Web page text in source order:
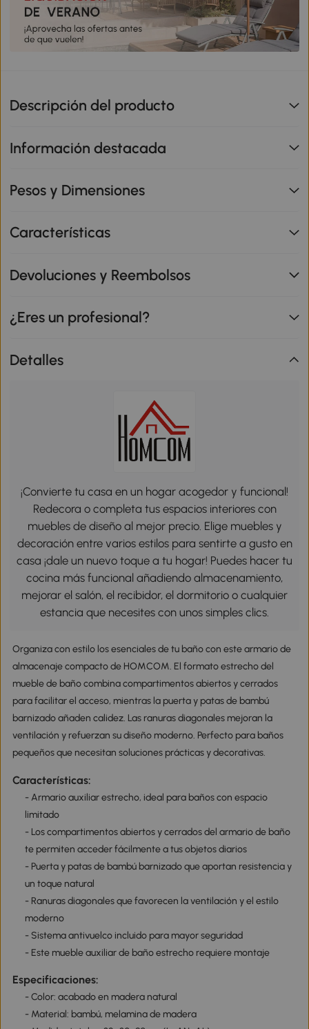
Descripción del producto
Información destacada
Pesos y Dimensiones
Características
Devoluciones y Reembolsos
¿Eres un profesional?
Detalles
¡Convierte tu casa en un hogar acogedor y funcional!
Redecora o completa tus espacios interiores con
muebles de diseño al mejor precio. Elige muebles y
decoración entre varios estilos para sentirte a gusto en
casa ¡dale un nuevo toque a tu hogar! Puedes hacer tu
cocina más funcional añadiendo almacenamiento,
mejorar el salón, el recibidor, el dormitorio o cualquier
estancia que necesites con unos simples clics.
Organiza con estilo los esenciales de tu baño con este armario de
almacenaje compacto de HOMCOM. El formato estrecho del
mueble de baño combina compartimentos abiertos y cerrados
para facilitar el acceso, mientras la puerta y patas de bambú
barnizado añaden calidez. Las ranuras diagonales mejoran la
ventilación y refuerzan su diseño moderno. Perfecto para baños
pequeños que necesitan soluciones prácticas y decorativas.
Características:
- Armario auxiliar estrecho, ideal para baños con espacio
limitado
- Los compartimentos abiertos y cerrados del armario de baño
te permiten acceder fácilmente a tus objetos diarios
- Puerta y patas de bambú barnizado que aportan resistencia y
un toque natural
- Ranuras diagonales que favorecen la ventilación y el estilo
moderno
- Sistema antivuelco incluido para mayor seguridad
- Este mueble auxiliar de baño estrecho requiere montaje
Especificaciones:
- Color: acabado en madera natural
- Material: bambú, melamina de madera